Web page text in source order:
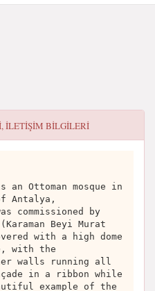
ILETIŞIM BILGILERI
an Ottoman mosque in
Antalya,
commissioned by
Beyi Murat
with a high dome
with the
walls running all
in a ribbon while
example of the